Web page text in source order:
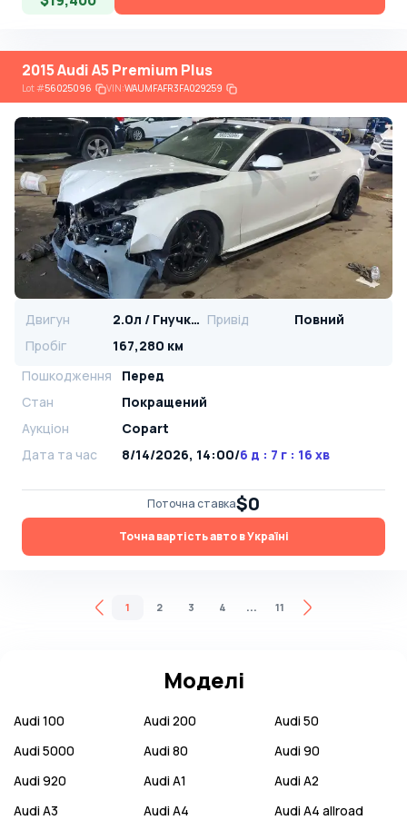
2015 Audi A5 Premium Plus
Lot#56025096 VIN:WAUMFAFR3FA029259
Двигун 2.0л / Гнучке паливо Привід
Повний
Пробіг
167,280 км
Пошкодження
Перед
Стан
Покращений
Аукціон
Copart
Дата та час
8/14/2026, 14:00/6 д : 7 г : 16 хв
Поточна ставка$0
Точна вартість авто в Україні
1 2 3 4 ... 11
Моделі
Audi 100 Audi 200 Audi 50
Audi 5000 Audi 80 Audi 90
Audi 920 Audi A1 Audi A2
Audi A3 Audi A4 Audi A4 allroad